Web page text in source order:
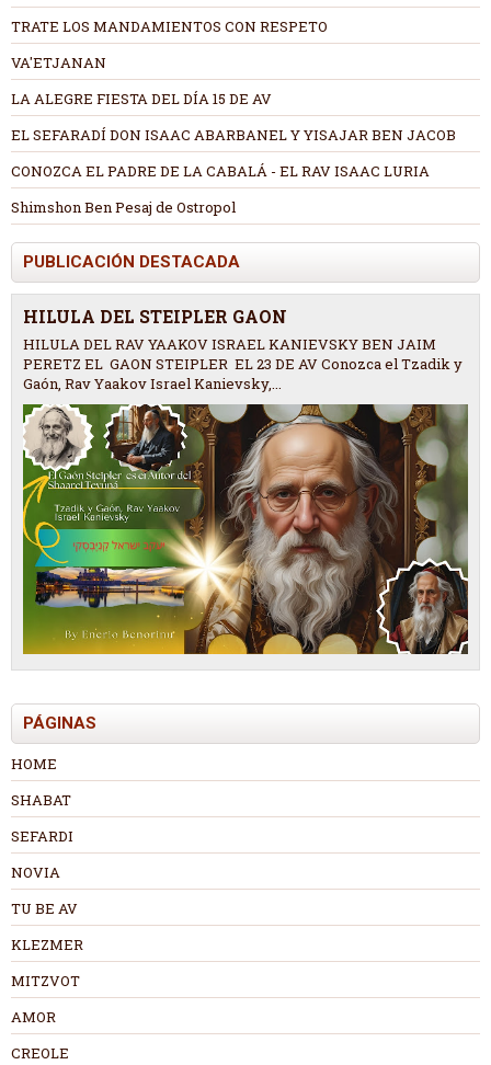
TRATE LOS MANDAMIENTOS CON RESPETO
VA'ETJANAN
LA ALEGRE FIESTA DEL DÍA 15 DE AV
EL SEFARADÍ DON ISAAC ABARBANEL Y YISAJAR BEN JACOB
CONOZCA EL PADRE DE LA CABALÁ - EL RAV ISAAC LURIA
Shimshon Ben Pesaj de Ostropol
PUBLICACIÓN DESTACADA
HILULA DEL STEIPLER GAON
HILULA DEL RAV YAAKOV ISRAEL KANIEVSKY BEN JAIM
PERETZ EL GAON STEIPLER EL 23 DE AV Conozca el Tzadik y
Gaón, Rav Yaakov Israel Kanievsky,...
PÁGINAS
HOME
SHABAT
SEFARDI
NOVIA
TU BE AV
KLEZMER
MITZVOT
AMOR
CREOLE